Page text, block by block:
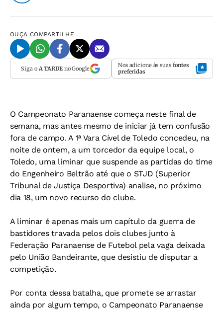
OUÇA COMPARTILHE
Siga o A TARDEno Google Nos adicione às suas fontes
preferidas
O Campeonato Paranaense começa neste final de
semana, mas antes mesmo de iniciar já tem confusão
fora de campo. A 1ª Vara Cível de Toledo concedeu, na
noite de ontem, a um torcedor da equipe local, o
Toledo, uma liminar que suspende as partidas do time
do Engenheiro Beltrão até que o STJD (Superior
Tribunal de Justiça Desportiva) analise, no próximo
dia 18, um novo recurso do clube.
A liminar é apenas mais um capítulo da guerra de
bastidores travada pelos dois clubes junto à
Federação Paranaense de Futebol pela vaga deixada
pelo União Bandeirante, que desistiu de disputar a
competição.
Por conta dessa batalha, que promete se arrastar
ainda por algum tempo, o Campeonato Paranaense